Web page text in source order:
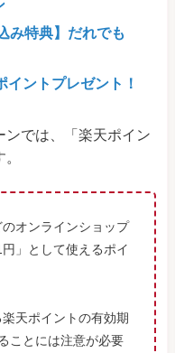
み特典】だれでも
イントプレゼント！
ンでは、「楽天ポイン
オンラインショップ
」として使えるポイ
天ポイントの有効期
ことには注意が必要